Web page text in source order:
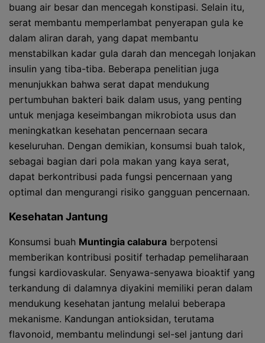
buang air besar dan mencegah konstipasi. Selain itu,
serat membantu memperlambat penyerapan gula ke
dalam aliran darah, yang dapat membantu
menstabilkan kadar gula darah dan mencegah lonjakan
insulin yang tiba-tiba. Beberapa penelitian juga
menunjukkan bahwa serat dapat mendukung
pertumbuhan bakteri baik dalam usus, yang penting
untuk menjaga keseimbangan mikrobiota usus dan
meningkatkan kesehatan pencernaan secara
keseluruhan. Dengan demikian, konsumsi buah talok,
sebagai bagian dari pola makan yang kaya serat,
dapat berkontribusi pada fungsi pencernaan yang
optimal dan mengurangi risiko gangguan pencernaan.
Kesehatan Jantung
Konsumsi buah Muntingia calabura berpotensi
memberikan kontribusi positif terhadap pemeliharaan
fungsi kardiovaskular. Senyawa-senyawa bioaktif yang
terkandung di dalamnya diyakini memiliki peran dalam
mendukung kesehatan jantung melalui beberapa
mekanisme. Kandungan antioksidan, terutama
flavonoid, membantu melindungi sel-sel jantung dari